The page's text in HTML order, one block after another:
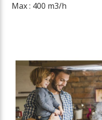
Max : 400 m3/h